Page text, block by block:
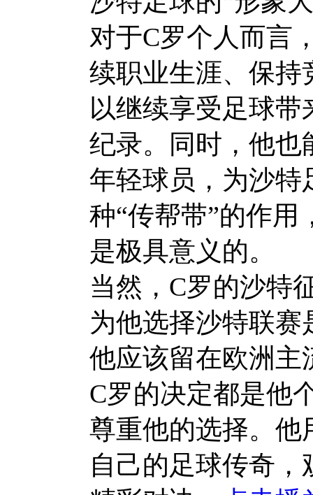
对于C罗个人而言
续职业生涯、保持
以继续享受足球
纪录。同时，他也
年轻球员，为沙特
种“传帮带”的作
是极具意义的。
当然，C罗的沙特
为他选择沙特联
他应该留在欧洲主
C罗的决定都是他
尊重他的选择。他
自己的足球传奇